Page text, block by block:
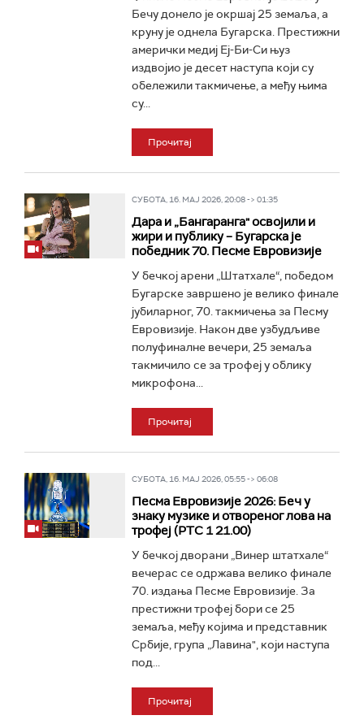
Бечу донело је окршај 25 земаља, а
круну је однела Бугарска. Престижни
амерички медиј Еј-Би-Си њуз
издвојио је десет наступа који су
обележили такмичење, а међу њима
су...
Прочитај
СУБОТА, 16. МАЈ 2026, 20:08 -> 01:35
Дара и „Бангаранга" освојили и
жири и публику – Бугарска је
победник 70. Песме Евровизије
У бечкој арени „Штатхале“, победом
Бугарске завршено је велико финале
јубиларног, 70. такмичења за Песму
Евровизије. Након две узбудљиве
полуфиналне вечери, 25 земаља
такмичило се за трофеј у облику
микрофона...
Прочитај
СУБОТА, 16. МАЈ 2026, 05:55 -> 06:08
Песма Евровизије 2026: Беч у
знаку музике и отвореног лова на
трофеј (РТС 1 21.00)
У бечкој дворани „Винер штатхале“
вечерас се одржава велико финале
70. издања Песме Евровизије. За
престижни трофеј бори се 25
земаља, међу којима и представник
Србије, група „Лавина", који наступа
под...
Прочитај